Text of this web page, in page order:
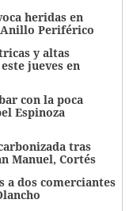
heridas en
Periférico
y altas
jueves en
con la poca
Espinoza
tras
Manuel, Cortés
a dos comerciantes